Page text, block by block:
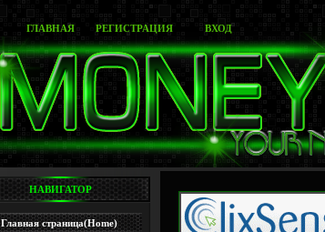
ГЛАВНАЯ РЕГИСТРАЦИЯ ВХОД
НАВИГАТОР
Главная страница(Home)